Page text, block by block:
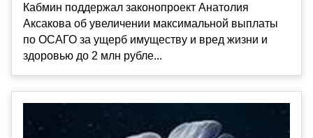
Кабмин поддержал законопроект Анатолия
Аксакова об увеличении максимальной выплаты
по ОСАГО за ущерб имуществу и вред жизни и
здоровью до 2 млн рубле...